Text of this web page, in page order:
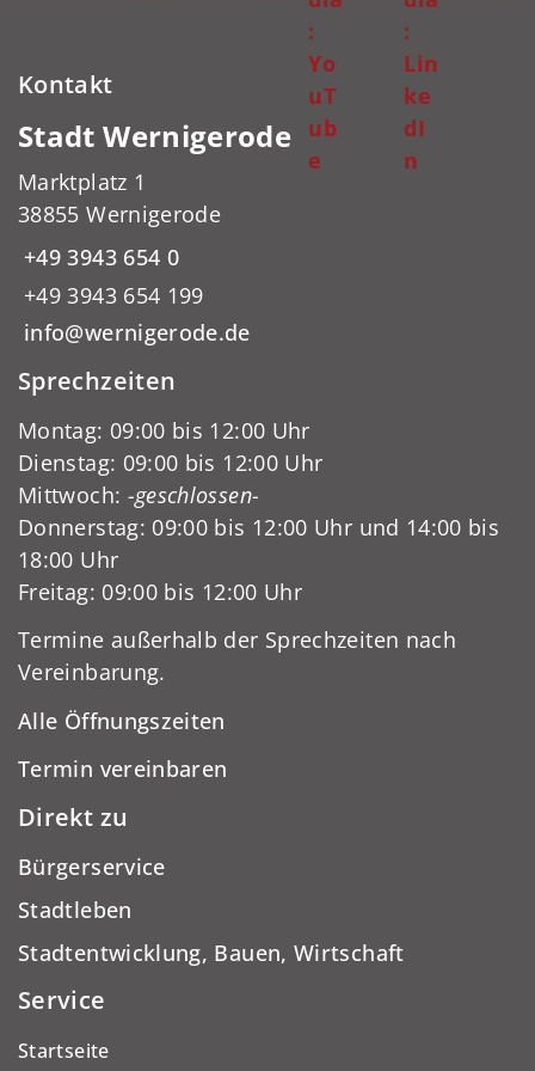
:
Yo
uT
ub
e
:
Lin
ke
dI
n
Kontakt
Stadt Wernigerode
Marktplatz 1
38855 Wernigerode
+49 3943 654 0
+49 3943 654 199
info@wernigerode.de
Sprechzeiten
Montag: 09:00 bis 12:00 Uhr
Dienstag: 09:00 bis 12:00 Uhr
Mittwoch: -geschlossen-
Donnerstag: 09:00 bis 12:00 Uhr und 14:00 bis
18:00 Uhr
Freitag: 09:00 bis 12:00 Uhr
Termine außerhalb der Sprechzeiten nach
Vereinbarung.
Alle Öffnungszeiten
Termin vereinbaren
Direkt zu
Bürgerservice
Stadtleben
Stadtentwicklung, Bauen, Wirtschaft
Service
Startseite